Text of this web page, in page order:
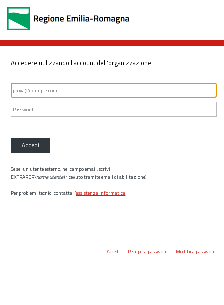
Accedere utilizzando l'account dell'organizzazione
Accedi
Se sei un utente esterno, nel campo email, scrivi
EXTRARER\nome utente(ricevuto tramite email di abilitazione)
Per problemi tecnici contatta l’assistenza informatica.
Accedi Recupera password Modifica password